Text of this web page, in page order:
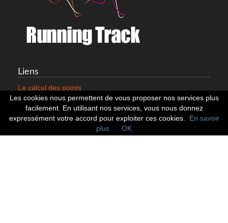
Liens
Le calcul des points
Mentions légales
Nous contacter
Cookies
Statistiques
Les cookies nous permettent de vous proposer nos services plus
facilement. En utilisant nos services, vous nous donnez
expressément votre accord pour exploiter ces cookies.
En savoir
plus
OK